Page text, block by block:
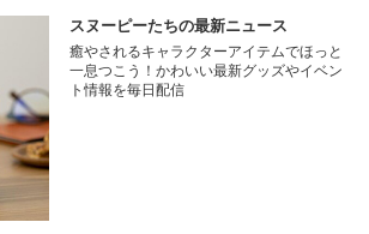
スヌーピーたちの最新ニュース
癒やされるキャラクターアイテムでほっと
一息つこう！かわいい最新グッズやイベン
ト情報を毎日配信